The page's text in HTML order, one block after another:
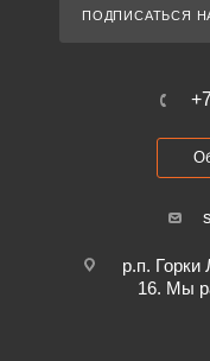
ПОДПИСАТЬСЯ
р.п. Горки
16. Мы